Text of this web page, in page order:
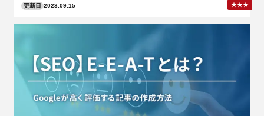
更新日 2023.09.15